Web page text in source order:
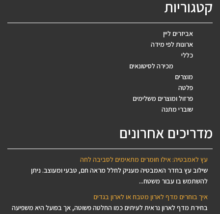
קטגוריות
אביזרים ליין
ארונות לפי מידה
כללי
מכירה לסיטונאים
מוצרים
פלטה
פרזול ומוצרים משלימים
שוברי מתנה
מדריכים אחרונים
עץ לאמבטיה: אילו חומרים מתאימים לסביבה לחה
שילוב עץ בחדר האמבטיה מעניק לחלל מראה חם, טבעי ומעוצב. ניתן
להשתמש בו עבור משטח...
איך בוחרים מדף לארון מטבח או לארון בגדים
בחירת מדף לארון נראית לעיתים כמו החלטה פשוטה, אך בפועל היא משפיעה